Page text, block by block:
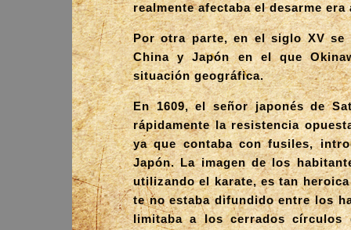
realmente afectaba el desarme
Por otra parte, en el siglo XV
China y Japón en el que
situación geográfica.
En 1609, el señor japonés de
rápidamente la resistencia
ya que contaba con fusiles,
Japón. La imagen de los
utilizando el karate, es tan
te no estaba difundido entre los
limitaba a los cerrados